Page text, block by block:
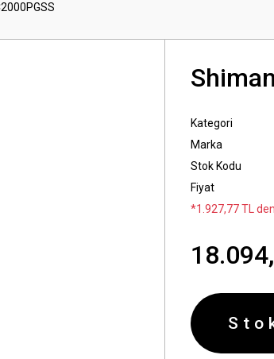
Kategori
Marka
Stok Kodu
Fiyat
*1.927,77 TL